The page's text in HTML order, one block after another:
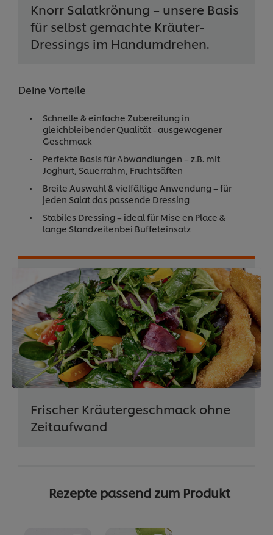
Knorr Salatkrönung – unsere Basis
für selbst gemachte Kräuter-
Dressings im Handumdrehen.
Deine Vorteile
Schnelle & einfache Zubereitung in
gleichbleibender Qualität - ausgewogener
Geschmack
Perfekte Basis für Abwandlungen – z.B. mit
Joghurt, Sauerrahm, Fruchtsäften
Breite Auswahl & vielfältige Anwendung – für
jeden Salat das passende Dressing
Stabiles Dressing – ideal für Mise en Place &
lange Standzeitenbei Buffeteinsatz
Frischer Kräutergeschmack ohne
Zeitaufwand
Rezepte passend zum Produkt